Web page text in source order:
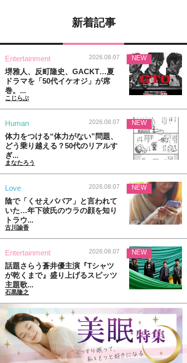
新着記事
Entertainment 2026.08.07
堺雅人、反町隆史、GACKT…夏
ドラマを「50代イケオジ」が席
巻。...
こじらぶ
NEW
Human 2026.08.07
体力をつける“体力がない”問題、
どう乗り越える？50代のリアルす
ぎ...
まなたろう
NEW
Love 2026.08.07
陰で「くせえババア」と言われて
いた…年下彼氏のウラの顔を知り
トラウ...
古川諭香
NEW
Entertainment 2026.08.07
話題さらう蒼井優主演『Tシャツ
が乾くまで』盛り上げるスピッツ
主題歌...
石黒隆之
NEW